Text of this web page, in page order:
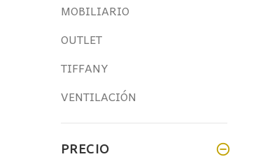
MOBILIARIO
OUTLET
TIFFANY
VENTILACIÓN
PRECIO